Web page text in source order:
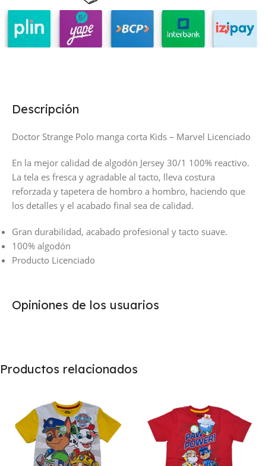
Descripción
Doctor Strange Polo manga corta Kids – Marvel Licenciado
En la mejor calidad de algodón Jersey 30/1 100% reactivo.
La tela es fresca y agradable al tacto, lleva costura
reforzada y tapetera de hombro a hombro, haciendo que
los detalles y el acabado final sea de calidad.
Gran durabilidad, acabado profesional y tacto suave.
100% algodón
Producto Licenciado
Opiniones de los usuarios
Productos relacionados